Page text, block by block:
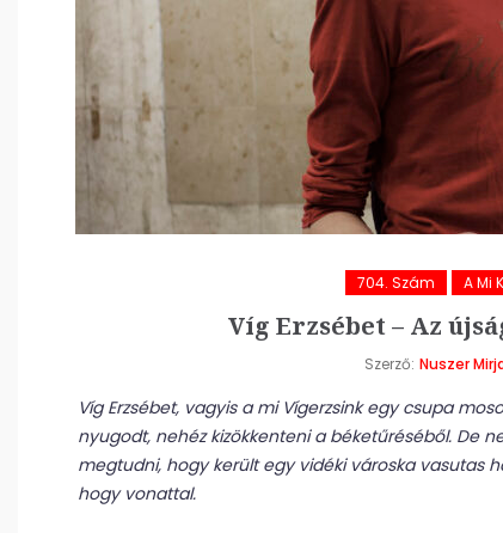
704. Szám A Mi
Víg Erzsébet – Az
Szerző: Nuszer
Víg Erzsébet, vagyis a mi Vígerzsink egy csupa
nyugodt, nehéz kizökkenteni a béketűréséből. De
megtudni, hogy került egy vidéki városka vasutas
hogy vonattal.